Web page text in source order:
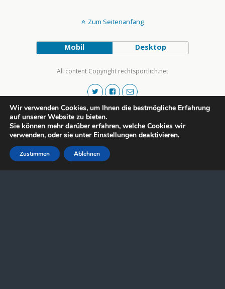
Zum Seitenanfang
Mobil Desktop
All content Copyright rechtsportlich.net
Wir verwenden Cookies, um Ihnen die bestmögliche Erfahrung
auf unserer Website zu bieten.
Sie können mehr darüber erfahren, welche Cookies wir
verwenden, oder sie unter Einstellungen deaktivieren.
Zustimmen Ablehnen